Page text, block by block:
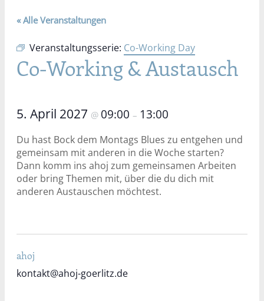
« Alle Veranstaltungen
Veranstaltungsserie: Co-Working Day
Co-Working & Austausch
5. April 2027 @ 09:00 – 13:00
Du hast Bock dem Montags Blues zu entgehen und
gemeinsam mit anderen in die Woche starten?
Dann komm ins ahoj zum gemeinsamen Arbeiten
oder bring Themen mit, über die du dich mit
anderen Austauschen möchtest.
ahoj
kontakt@ahoj-goerlitz.de